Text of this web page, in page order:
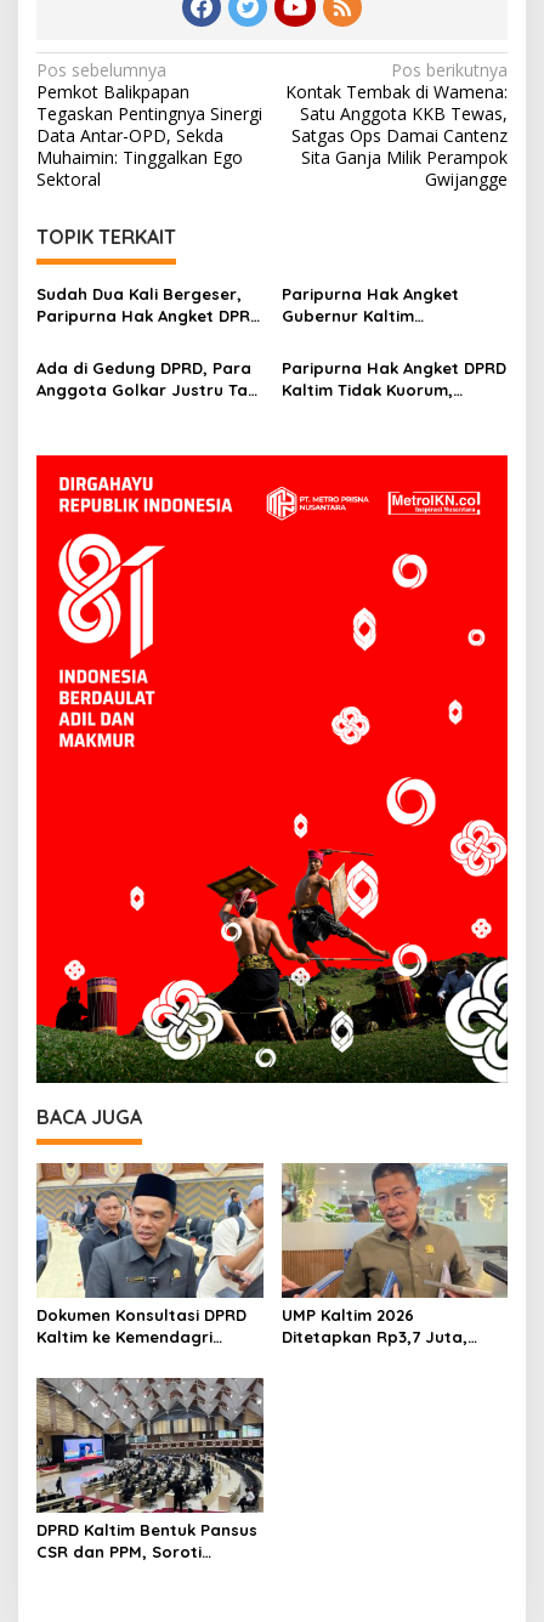
Navigasi
pos
Pos sebelumnya
Pemkot Balikpapan
Tegaskan Pentingnya Sinergi
Data Antar-OPD, Sekda
Muhaimin: Tinggalkan Ego
Sektoral
Pos berikutnya
Kontak Tembak di Wamena:
Satu Anggota KKB Tewas,
Satgas Ops Damai Cantenz
Sita Ganja Milik Perampok
Gwijangge
TOPIK TERKAIT
Sudah Dua Kali Bergeser,
Paripurna Hak Angket DPRD
Paripurna Hak Angket
Gubernur Kaltim
Digelar Hingga Tiga Kali
Sidang
Ada di Gedung DPRD, Para
Anggota Golkar Justru Tak
Paripurna Hak Angket DPRD
Kaltim Tidak Kuorum,
BACA JUGA
Dokumen Konsultasi DPRD
Kaltim ke Kemendagri
Belum Final
UMP Kaltim 2026
Ditetapkan Rp3,7 Juta,
DPRD Kaltim Bentuk Pansus
CSR dan PPM, Soroti